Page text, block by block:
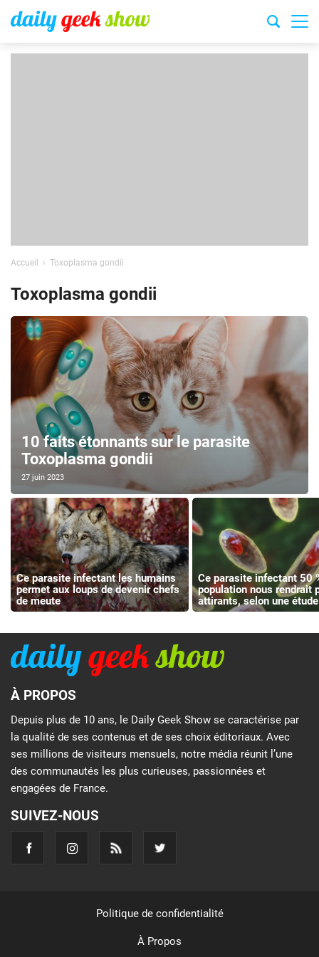
Accueil Toxoplasma gondii
Toxoplasma gondii
10 faits étonnants sur le parasite
Toxoplasma gondii
27 juin 2023
Ce parasite infectant les humains
permet aux loups de devenir chefs
de meute
Ce parasite infectant 50
population nous rendrait
attirants, selon une étude
À PROPOS
Depuis plus de 10 ans, le Daily Geek Show se caractérise par
la qualité de ses contenus et de ses choix éditoriaux. Avec
ses millions de visiteurs mensuels, notre média réunit l’une
des communautés les plus curieuses, passionnées et
engagées de France.
SUIVEZ-NOUS
Politique de confidentialité
À Propos